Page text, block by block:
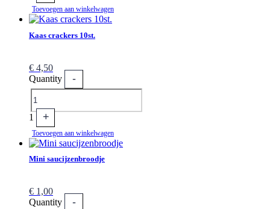
Toevoegen aan winkelwagen
Kaas crackers 10st.
€ 4,50
Quantity
-
1 +
Toevoegen aan winkelwagen
Mini saucijzenbroodje
€ 1,00
Quantity
-